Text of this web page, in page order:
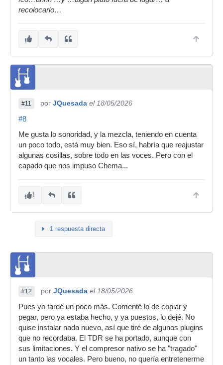
recolocarlo…
#11 por JQuesada el 18/05/2026
#8
Me gusta lo sonoridad, y la mezcla, teniendo en cuenta
un poco todo, está muy bien. Eso sí, habría que reajustar
algunas cosillas, sobre todo en las voces. Pero con el
capado que nos impuso Chema...
1
1 respuesta directa
#12 por JQuesada el 18/05/2026
Pues yo tardé un poco más. Comenté lo de copiar y
pegar, pero ya estaba hecho, y ya puestos, lo dejé. No
quise instalar nada nuevo, así que tiré de algunos plugins
que no recordaba. El TDR se ha portado, aunque con
sus limitaciones. Y el compresor nativo se ha "tragado"
un tanto las vocales. Pero bueno, no quería entretenerme